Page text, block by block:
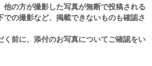
他の方が撮影した写真が無断で投稿される
での撮影など、掲載できないものも確認さ
く前に、添付のお写真についてご確認をい